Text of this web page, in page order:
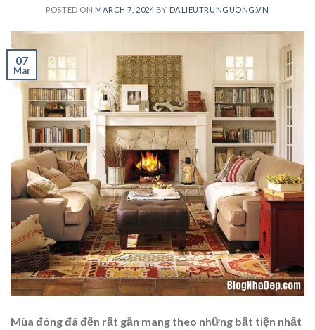
POSTED ON MARCH 7, 2024 BY DALIEUTRUNGUONG.VN
07
Mar
Mùa đông đã đến rất gần mang theo những bất tiện nhất